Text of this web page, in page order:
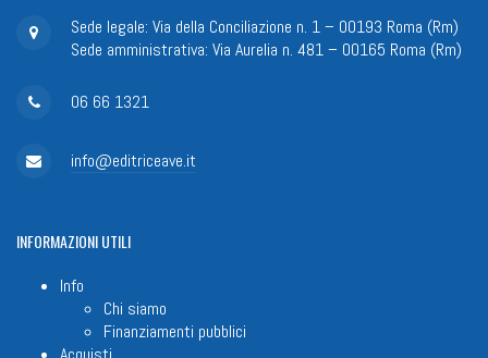
Sede legale: Via della Conciliazione n. 1 – 00193 Roma (Rm)
Sede amministrativa: Via Aurelia n. 481 – 00165 Roma (Rm)
06 66 1321
info@editriceave.it
INFORMAZIONIUTILI
Info
Chi siamo
Finanziamenti pubblici